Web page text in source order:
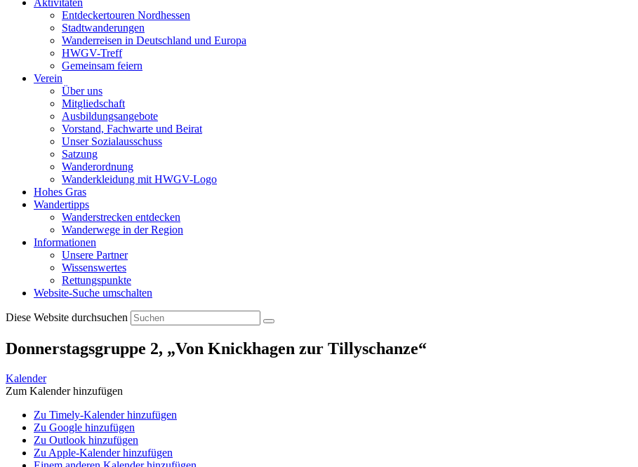
Aktivitäten
Entdeckertouren Nordhessen
Stadtwanderungen
Wanderreisen in Deutschland und Europa
HWGV-Treff
Gemeinsam feiern
Verein
Über uns
Mitgliedschaft
Ausbildungsangebote
Vorstand, Fachwarte und Beirat
Unser Sozialausschuss
Satzung
Wanderordnung
Wanderkleidung mit HWGV-Logo
Hohes Gras
Wandertipps
Wanderstrecken entdecken
Wanderwege in der Region
Informationen
Unsere Partner
Wissenswertes
Rettungspunkte
Website-Suche umschalten
Diese Website durchsuchen
Donnerstagsgruppe 2, „Von Knickhagen zur Tillyschanze“
Kalender
Zum Kalender hinzufügen
Zu Timely-Kalender hinzufügen
Zu Google hinzufügen
Zu Outlook hinzufügen
Zu Apple-Kalender hinzufügen